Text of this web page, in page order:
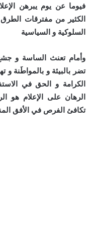
فيوما عن يوم يبرهن
الكثير من مفترقات الطرق
السلوكية و السياسية
وأمام تعنث الساسة و جشع
تضر بالبيئة و بالمواطَنة
الكرامة و الحق في
الرهان على الإعلام هو
تكافئ الفرص في الأفق